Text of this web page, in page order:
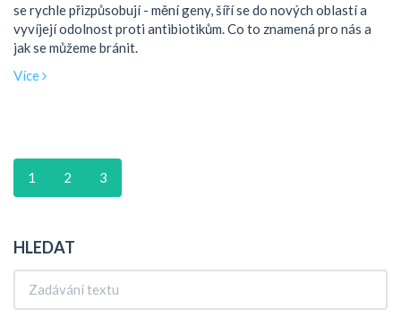
se rychle přizpůsobují - mění geny, šíří se do nových oblastí a
vyvíjejí odolnost proti antibiotikům. Co to znamená pro nás a
jak se můžeme bránit.
Více
1 2 3
HLEDAT